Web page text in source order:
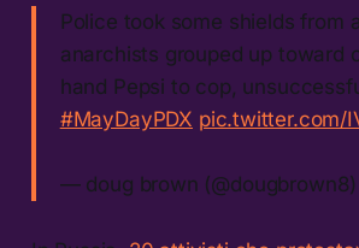
Police took some shields from
anarchists grouped up toward
hand Pepsi to cop,
#MayDayPDX pic.twitter.com/
— doug brown (@dougbrown8)